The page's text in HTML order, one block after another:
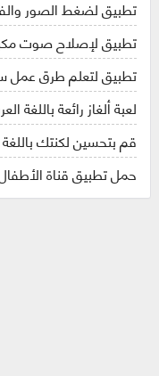
تطبيق لضغط الصور
تطبيق لإصلاح صوت
تطبيق لتعلم طرق عمل
لعبة ألغاز رائعة باللغة
قم بتحسين لكنتك باللغة
حمل تطبيق قناة